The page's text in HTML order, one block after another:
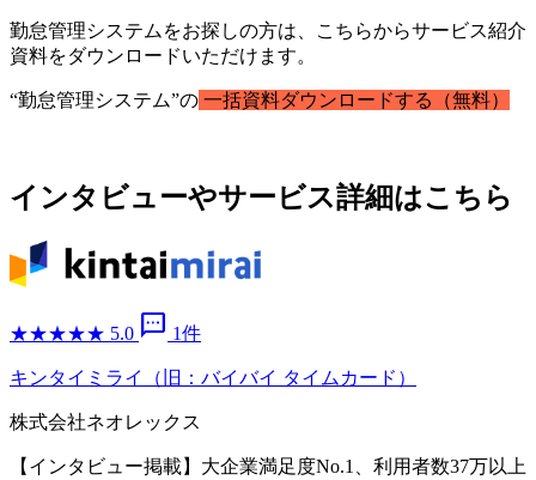
勤怠管理システムをお探しの方は、こちらからサービス紹介
資料をダウンロードいただけます。
“勤怠管理システム”の 一括資料ダウンロードする（無料）
インタビューやサービス詳細はこちら
★★★★★ 5.0 sms 1件
キンタイミライ（旧：バイバイ タイムカード）
株式会社ネオレックス
【インタビュー掲載】大企業満足度No.1、利用者数37万以上